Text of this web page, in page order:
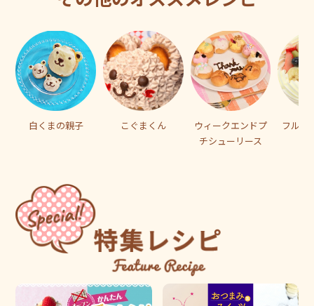
白くまの親子 こぐまくん
ウィークエンドプ
チシューリース
フルー